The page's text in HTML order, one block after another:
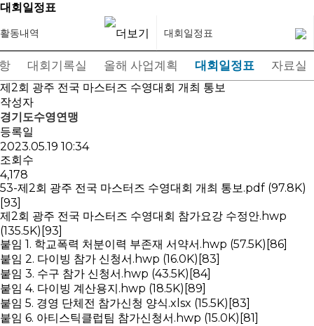
대회일정표
활동내역 대회일정표
대회기록실 올해 사업계획 대회일정표 자료실
제2회 광주 전국 마스터즈 수영대회 개최 통보
작성자
경기도수영연맹
등록일
2023.05.19 10:34
조회수
4,178
53-제2회 광주 전국 마스터즈 수영대회 개최 통보.pdf (97.8K)
[93]
제2회 광주 전국 마스터즈 수영대회 참가요강 수정안.hwp
(135.5K) [93]
붙임 1. 학교폭력 처분이력 부존재 서약서.hwp (57.5K) [86]
붙임 2. 다이빙 참가 신청서.hwp (16.0K) [83]
붙임 3. 수구 참가 신청서.hwp (43.5K) [84]
붙임 4. 다이빙 계산용지.hwp (18.5K) [89]
붙임 5. 경영 단체전 참가신청 양식.xlsx (15.5K) [83]
붙임 6. 아티스틱클럽팀 참가신청서.hwp (15.0K) [81]